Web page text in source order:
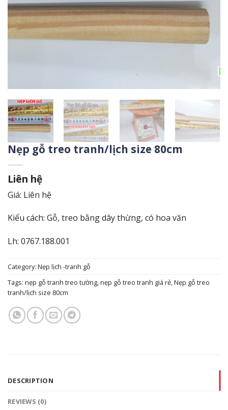
Nẹp gỗ treo tranh/lịch size 80cm
Liên hệ
Giá: Liên hệ
Kiểu cách: Gỗ, treo bằng dây thừng, có hoa văn
Lh: 0767.188.001
Category: Nẹp lịch -tranh gỗ
Tags: nẹp gỗ tranh treo tường,nẹp gỗ treo tranh giá rẻ,Nẹp gỗ treo
tranh/lịch size 80cm
DESCRIPTION
REVIEWS (0)